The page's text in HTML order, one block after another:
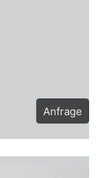
Anfrage